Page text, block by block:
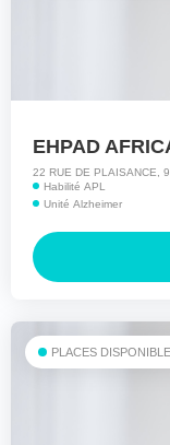
EHPAD
22 RUE DE PLAISANCE,
Habilité APL
Unité Alzheimer
PLACES